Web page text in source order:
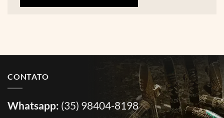
CONTATO
Whatsapp: (35) 98404-8198